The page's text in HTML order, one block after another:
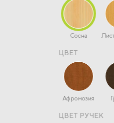
Сосна
ЦВЕТ
Афромозия
ЦВЕТ РУЧЕК